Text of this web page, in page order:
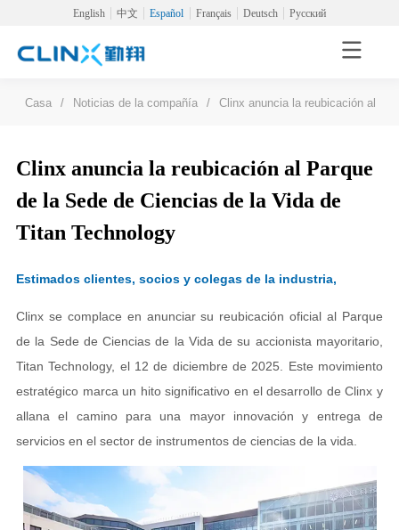
English 中文 Español Français Deutsch Русский
Casa / Noticias de la compañía / Clinx anuncia la reubicación al
Clinx anuncia la reubicación al Parque
de la Sede de Ciencias de la Vida de
Titan Technology